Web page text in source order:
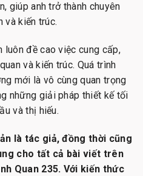
giúp anh trở thành chuyên
và kiến trúc.
luôn đề cao việc cung cấp,
và kiến trúc. Quá trình
mới là vô cùng quan trọng
những giải pháp thiết kế tối
và thị hiếu.
là tác giả, đồng thời cũng
cho tất cả bài viết trên
Quan 235. Với kiến thức